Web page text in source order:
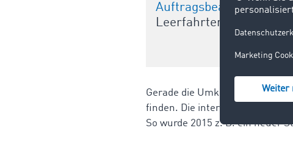
Auftragsbearbeitung
Leerfahrten deutlich
Gerade die Umkreissuche in
finden. Die internationale
So wurde 2015 z. B. ein neuer